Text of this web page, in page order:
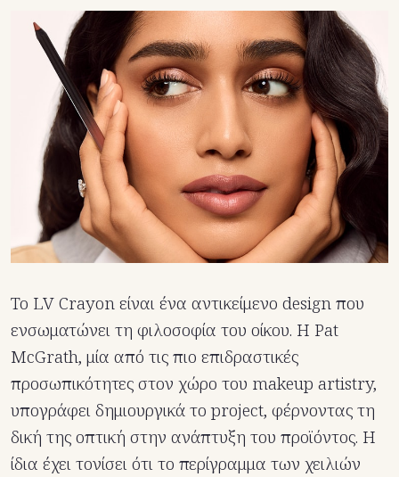
Το LV Crayon είναι ένα αντικείμενο design που
ενσωματώνει τη φιλοσοφία του οίκου. Η Pat
McGrath, μία από τις πιο επιδραστικές
προσωπικότητες στον χώρο του makeup artistry,
υπογράφει δημιουργικά το project, φέρνοντας τη
δική της οπτική στην ανάπτυξη του προϊόντος. Η
ίδια έχει τονίσει ότι το περίγραμμα των χειλιών